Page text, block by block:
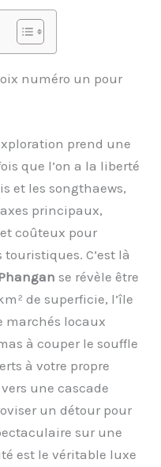
numéro un pour
prend une
que l’on a la liberté
et les songthaews,
principaux,
coûteux pour
C’est là
se révèle être
de superficie, l’île
marchés locaux
à couper le souffle
à votre propre
une cascade
un détour pour
sur une
est le véritable luxe